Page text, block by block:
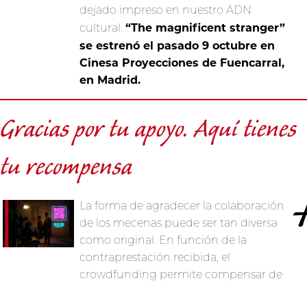
dejado impreso en nuestro ADN
cultural.“The magnificent stranger”
se estrenó el pasado 9 octubre en
Cinesa Proyecciones de Fuencarral,
en Madrid.
Gracias por tu apoyo. Aquí tienes
tu recompensa
La forma de agradecer la colaboración
de los mecenas puede ser tan diversa
como original. En función de la
contraprestación recibida, el
crowdfunding permite compensar de